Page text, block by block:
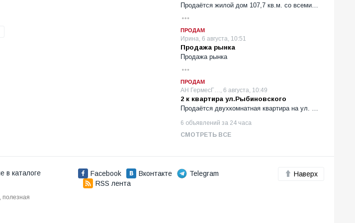
Продаётся жилой дом 107,7 кв.м. со всеми…
ПРОДАМ
Ирина, 6 августа, 10:51
Продажа рынка
Продажа рынка
ПРОДАМ
АН ГермесГ…, 6 августа, 10:49
2 к квартира ул.Рыбиновского
Продаётся двухкомнатная квартира на ул. …
6 объявлений за 24 часа
СМОТРЕТЬ ВСЕ
в каталоге
полезная
Facebook Вконтакте
Telegram
RSS лента
Наверх